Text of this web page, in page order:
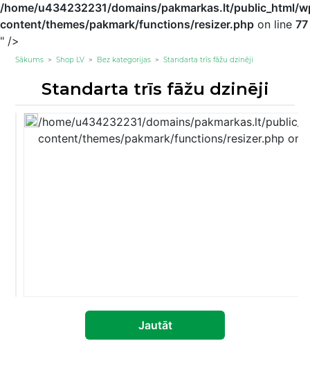
/home/u434232231/domains/pakmarkas.lt/public_html/
content/themes/pakmark/functions/resizer.php on line 77
" />
Sākums >Shop LV > Bez kategorijas >Standarta trīs fāžu dzinēji
/home/u434232231/domains/pakmarkas.lt/
content/themes/pakmark/functions/resizer.php on
Standarta trīs fāžu dzinēji
Jautāt